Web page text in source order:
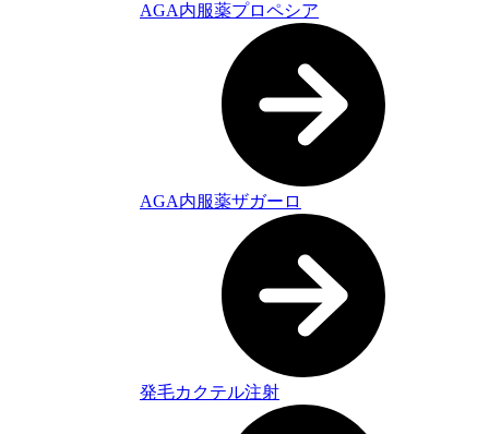
AGA内服薬プロペシア
AGA内服薬ザガーロ
発毛カクテル注射